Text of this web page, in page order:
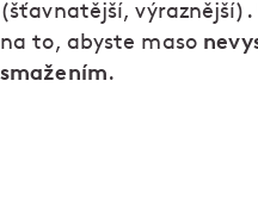
(šťavnatější,
na to, abyste maso
smažením.